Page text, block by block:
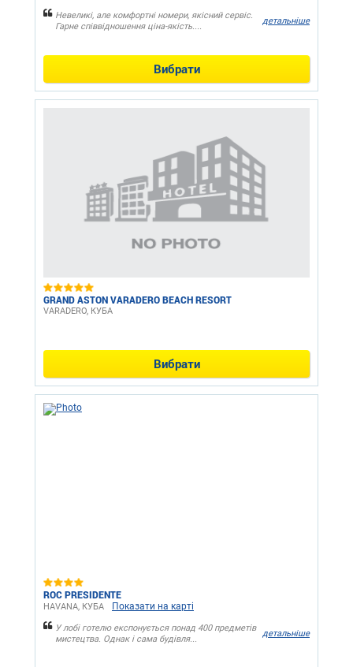
Невеликі, але комфортні номери, якісний сервіс.
Гарне співвідношення ціна-якість....
детальніше
Вибрати
GRAND ASTON VARADERO BEACH RESORT
VARADERO, КУБА
Вибрати
ROC PRESIDENTE
HAVANA, КУБА Показати на карті
У лобі готелю експонується понад 400 предметів
мистецтва. Однак і сама будівля...
детальніше